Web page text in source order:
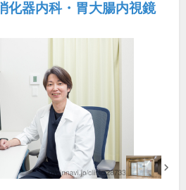
化器内科・胃大腸内視鏡